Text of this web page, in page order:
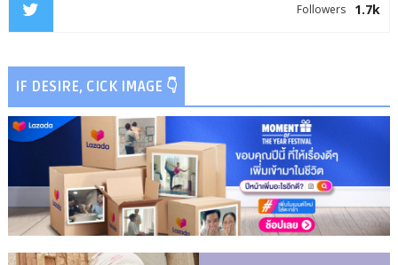
1.7k
Followers
IF DESIRE, CICK IMAGE 👇